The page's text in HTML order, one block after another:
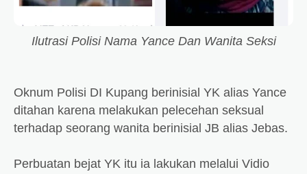
Ilutrasi Polisi Nama Yance Dan Wanita Seksi
Oknum Polisi DI Kupang berinisial YK alias Yance
ditahan karena melakukan pelecehan seksual
terhadap seorang wanita berinisial JB alias Jebas.
Perbuatan bejat YK itu ia lakukan melalui Vidio